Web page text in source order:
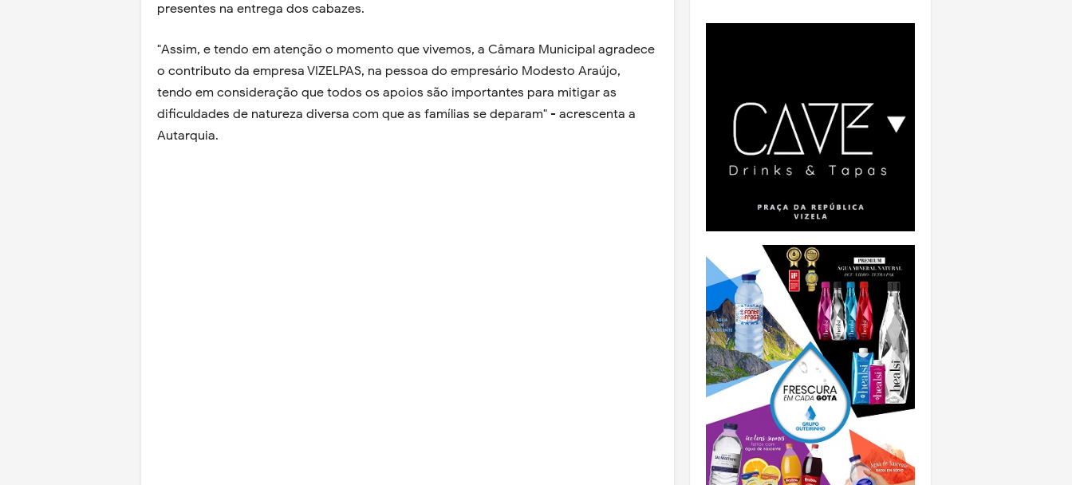
presentes na entrega dos cabazes.
"Assim, e tendo em atenção o momento que vivemos, a Câmara Municipal agradece
o contributo da empresa VIZELPAS, na pessoa do empresário Modesto Araújo,
tendo em consideração que todos os apoios são importantes para mitigar as
dificuldades de natureza diversa com que as famílias se deparam" - acrescenta a
Autarquia.